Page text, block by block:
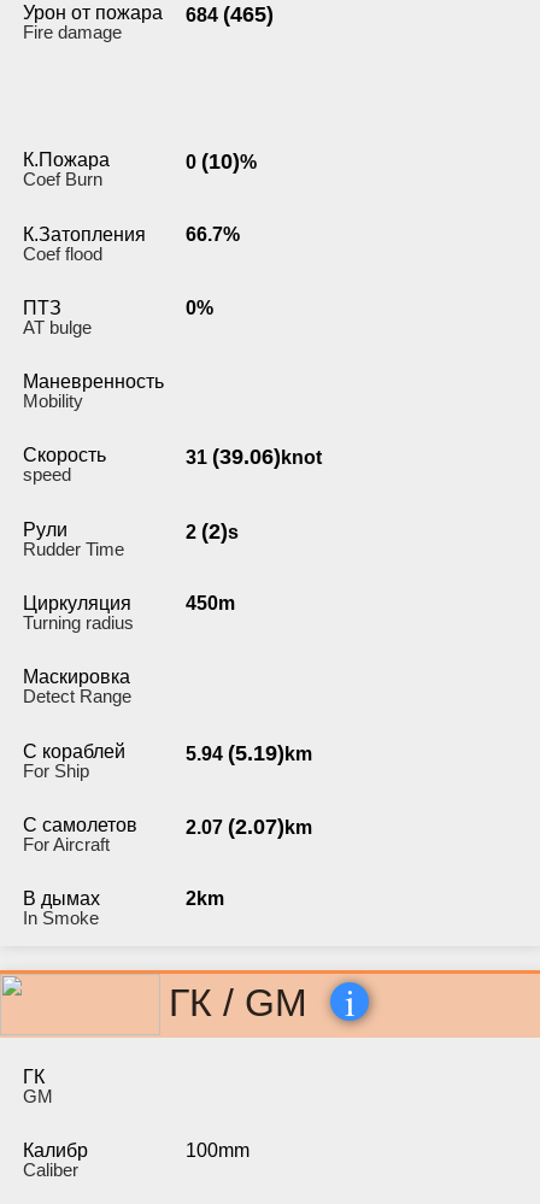
Урон от пожара
Fire damage
684 (465)
К.Пожара
Coef Burn
0 (10)%
К.Затопления
Coef flood
66.7%
ПТЗ
AT bulge
0%
Маневренность
Мobility
Скорость
speed
31 (39.06) knot
Рули
Rudder Time
2 (2)s
Циркуляция
Turning radius
450m
Маскировка
Detect Range
С кораблей
For Ship
5.94 (5.19) km
С самолетов
For Aircraft
2.07 (2.07) km
В дымах
In Smoke
2km
ГК / GM i
ГК
GM
Калибр
Caliber
100mm